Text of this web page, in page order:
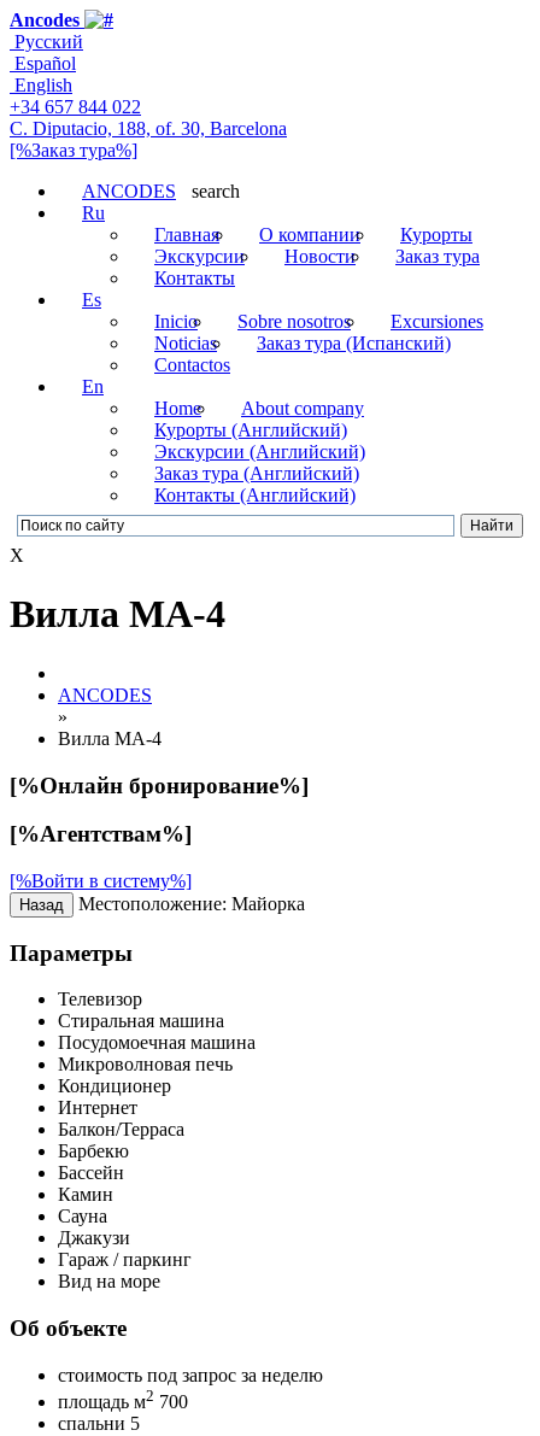
Ancodes
Русский
Español
English
+34 657 844 022
C. Diputacio, 188, of. 30, Barcelona
[%Заказ тура%]
ANCODES
Ru
Главная
О компании
Курорты
Экскурсии
Новости
Заказ тура
Контакты
Es
Inicio
Sobre nosotros
Excursiones
Noticias
Заказ тура (Испанский)
Contactos
En
Home
About company
Курорты (Английский)
Экскурсии (Английский)
Заказ тура (Английский)
Контакты (Английский)
search
X
Вилла MA-4
ANCODES
»
Вилла MA-4
[%Онлайн бронирование%]
[%Агентствам%]
[%Войти в систему%]
Местоположение: Майорка
Параметры
Телевизор
Стиральная машина
Посудомоечная машина
Микроволновая печь
Кондиционер
Интернет
Балкон/Терраса
Барбекю
Бассейн
Камин
Сауна
Джакузи
Гараж / паркинг
Вид на море
Об объекте
стоимость под запрос за неделю
площадь м2 700
спальни 5